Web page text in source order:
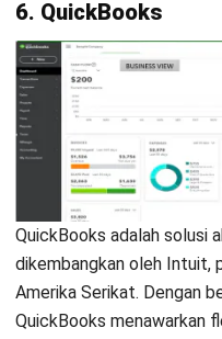
Dewi Sartika- 09/06/2026
INVOICING
Transformasi